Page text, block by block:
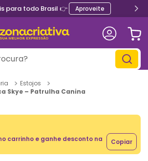
para todo Brasil 👉 Aproveite
Estojos
Skye – Patrulha Canina
carrinho e ganhe desconto na
Copiar